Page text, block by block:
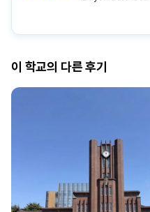
이 학교의 다른 후기